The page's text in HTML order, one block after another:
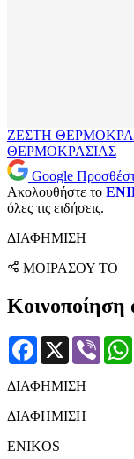
ΖΕΣΤΗ
ΘΕΡΜΟΚΡΑΣΙΑΣ
Google
Ακολουθήστε το
όλες τις ειδήσεις.
ΔΙΑΦΗΜΙΣΗ
ΜΟΙΡΑΣΟΥ ΤΟ
Κοινοποίηση
Facebook
X Viber
ΔΙΑΦΗΜΙΣΗ
ΔΙΑΦΗΜΙΣΗ
ENIKOS